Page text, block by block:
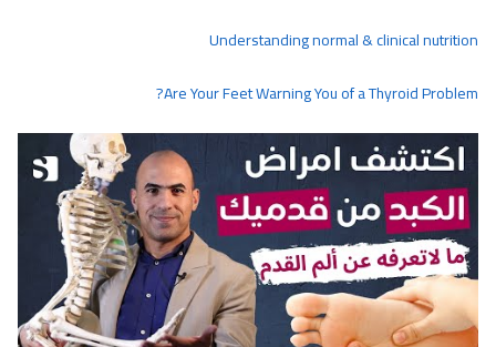
Understanding normal & clinical nutrition
Are Your Feet Warning You of a Thyroid Problem?